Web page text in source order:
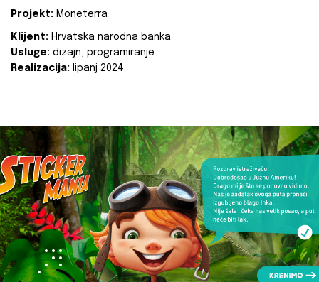
Projekt: Moneterra
Klijent: Hrvatska narodna banka
Usluge: dizajn, programiranje
Realizacija: lipanj 2024.